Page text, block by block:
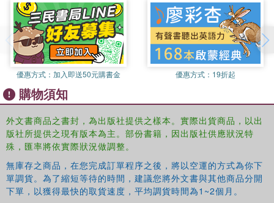
modernity, the book applies the theory of meaning extracted from
Weber's thought, addressing the claim that Weber's work has been
rendered out-dated by the supposed re-enchantment of the modern
world, as well as discussing the ways this theory can contribute to
our understanding of the development of specific forms of
modernity. A rigorous examination of the thought of one of the most
important figures in classical sociology, this volume will appeal to
scholars of sociology, social theory and philosophy with interests in
modernity, Weber and the concept of meaning.
優惠方式： 加入即送50元購書金 優惠方式： 19折起
購物須知
外文書商品之書封，為出版社提供之樣本。實際出貨商品，以出
版社所提供之現有版本為主。部份書籍，因出版社供應狀況特
殊，匯率將依實際狀況做調整。
無庫存之商品，在您完成訂單程序之後，將以空運的方式為你下
單調貨。為了縮短等待的時間，建議您將外文書與其他商品分開
下單，以獲得最快的取貨速度，平均調貨時間為1~2個月。